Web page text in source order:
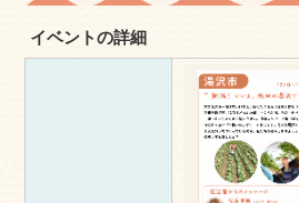
イベントの詳細